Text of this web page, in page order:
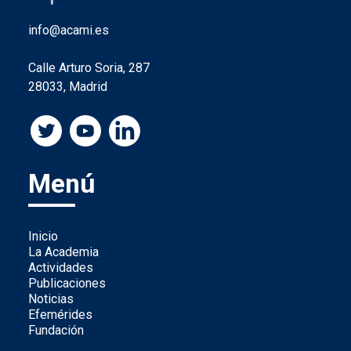
info@acami.es
Calle Arturo Soria, 287
28033, Madrid
Menú
Inicio
La Academia
Actividades
Publicaciones
Noticias
Efemérides
Fundación